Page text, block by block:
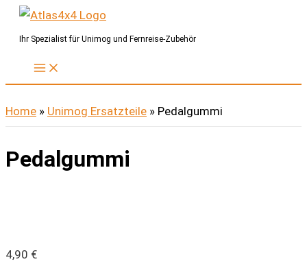
Zum
InhaltIhr Spezialist für Unimog und Fernreise-Zubehör
Home » Unimog Ersatzteile » Pedalgummi
Pedalgummi
4,90 €